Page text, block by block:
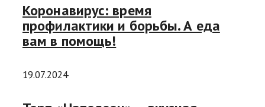
Коронавирус: время
профилактики и борьбы. А еда
вам в помощь!
19.07.2024